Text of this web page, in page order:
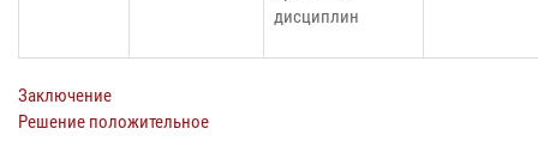
дисциплин
Заключение
Решение положительное